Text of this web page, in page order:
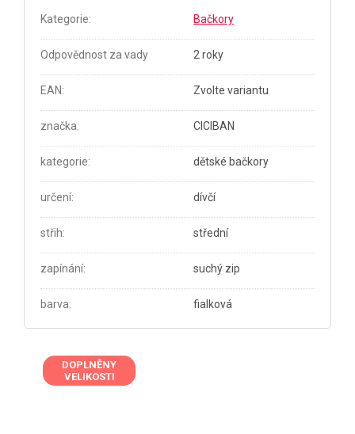
Kategorie: Bačkory
Odpovědnost za vady 2 roky
EAN: Zvolte variantu
značka: CICIBAN
kategorie: dětské bačkory
určení: dívčí
střih: střední
zapínání: suchý zip
barva: fialková
DOPLNĚNY
VELIKOSTI